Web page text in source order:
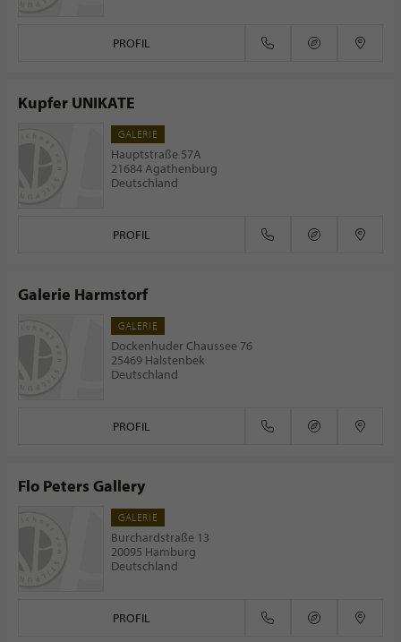
PROFIL
Kupfer UNIKATE
GALERIE
Hauptstraße 57A
21684 Agathenburg
Deutschland
PROFIL
Galerie Harmstorf
GALERIE
Dockenhuder Chaussee 76
25469 Halstenbek
Deutschland
PROFIL
Flo Peters Gallery
GALERIE
Burchardstraße 13
20095 Hamburg
Deutschland
PROFIL